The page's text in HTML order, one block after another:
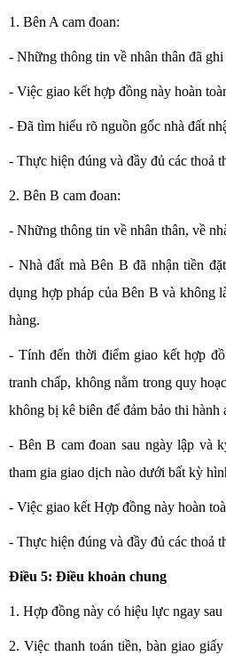
1. Bên A cam đoan:
- Những thông tin về nhân thân đã
- Việc giao kết hợp đồng này hoàn
- Đã tìm hiểu rõ nguồn gốc nhà đất
- Thực hiện đúng và đầy đủ các thoả
2. Bên B cam đoan:
- Những thông tin về nhân thân, về
- Nhà đất mà Bên B đã nhận tiền
dụng hợp pháp của Bên B và không
hàng.
- Tính đến thời điểm giao kết hợp
tranh chấp, không nằm trong quy
không bị kê biên để đảm bảo thi hành
- Bên B cam đoan sau ngày lập và
tham gia giao dịch nào dưới bất kỳ
- Việc giao kết Hợp đồng này hoàn
- Thực hiện đúng và đầy đủ các
Điều 5: Điều khoản chung
1. Hợp đồng này có hiệu lực ngay
2. Việc thanh toán tiền, bàn giao